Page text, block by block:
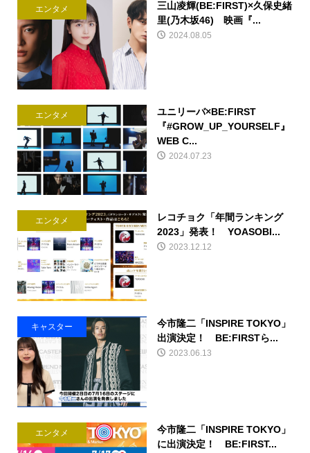
エンタメ
三山凌輝(BE:FIRST)×久保史緒
里(乃木坂46) 映画『...
2024.08.05
エンタメ
ユニリーバ×BE:FIRST
『#GROW_UP_YOURSELF』
WEB C...
2024.07.23
エンタメ
レコチョク「年間ランキング
2023」発表！ YOASOBI...
2023.12.12
キャスター
今市隆二「INSPIRE TOKYO」
出演決定！ BE:FIRSTら...
2023.06.13
エンタメ
今市隆二「INSPIRE TOKYO」
に出演決定！ BE:FIRST...